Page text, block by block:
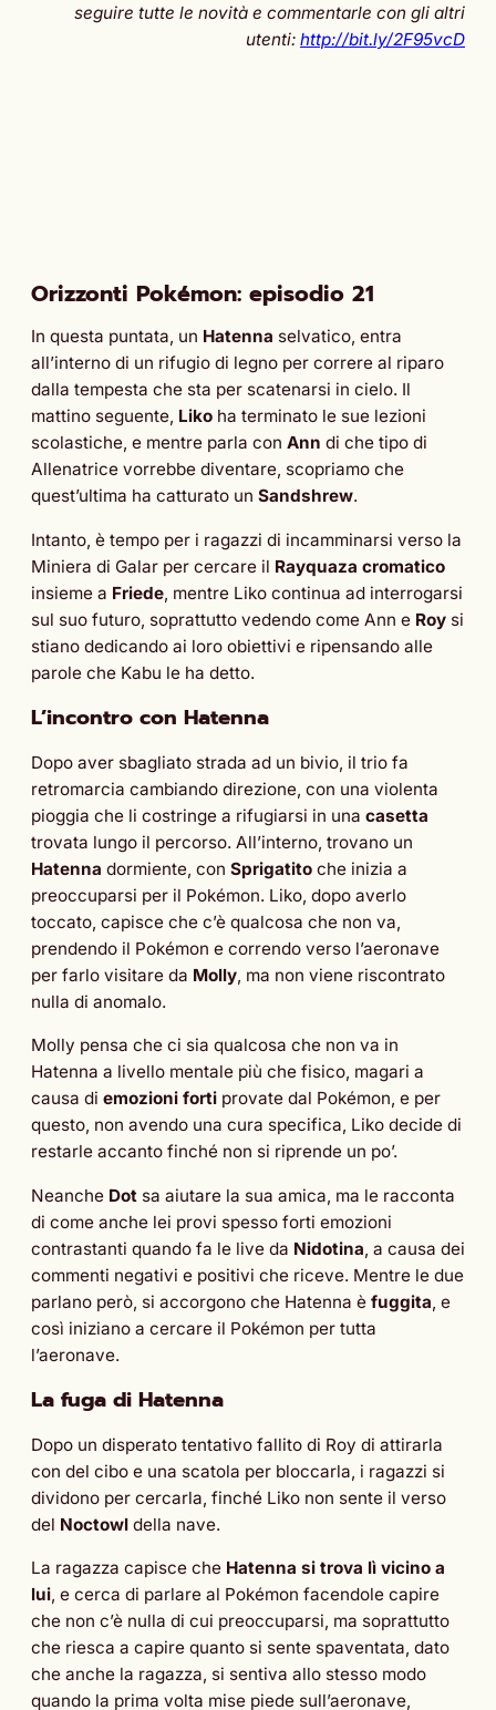
seguire tutte le novità e commentarle con gli altri
utenti: http://bit.ly/2F95vcD
Orizzonti Pokémon: episodio 21
In questa puntata, un Hatenna selvatico, entra
all’interno di un rifugio di legno per correre al riparo
dalla tempesta che sta per scatenarsi in cielo. Il
mattino seguente, Liko ha terminato le sue lezioni
scolastiche, e mentre parla con Ann di che tipo di
Allenatrice vorrebbe diventare, scopriamo che
quest’ultima ha catturato un Sandshrew.
Intanto, è tempo per i ragazzi di incamminarsi verso la
Miniera di Galar per cercare il Rayquaza cromatico
insieme a Friede, mentre Liko continua ad interrogarsi
sul suo futuro, soprattutto vedendo come Ann e Roy si
stiano dedicando ai loro obiettivi e ripensando alle
parole che Kabu le ha detto.
L’incontro con Hatenna
Dopo aver sbagliato strada ad un bivio, il trio fa
retromarcia cambiando direzione, con una violenta
pioggia che li costringe a rifugiarsi in una casetta
trovata lungo il percorso. All’interno, trovano un
Hatenna dormiente, con Sprigatito che inizia a
preoccuparsi per il Pokémon. Liko, dopo averlo
toccato, capisce che c’è qualcosa che non va,
prendendo il Pokémon e correndo verso l’aeronave
per farlo visitare da Molly, ma non viene riscontrato
nulla di anomalo.
Molly pensa che ci sia qualcosa che non va in
Hatenna a livello mentale più che fisico, magari a
causa di emozioni forti provate dal Pokémon, e per
questo, non avendo una cura specifica, Liko decide di
restarle accanto finché non si riprende un po’.
Neanche Dot sa aiutare la sua amica, ma le racconta
di come anche lei provi spesso forti emozioni
contrastanti quando fa le live da Nidotina, a causa dei
commenti negativi e positivi che riceve. Mentre le due
parlano però, si accorgono che Hatenna è fuggita, e
così iniziano a cercare il Pokémon per tutta
l’aeronave.
La fuga di Hatenna
Dopo un disperato tentativo fallito di Roy di attirarla
con del cibo e una scatola per bloccarla, i ragazzi si
dividono per cercarla, finché Liko non sente il verso
del Noctowl della nave.
La ragazza capisce che Hatenna si trova lì vicino a
lui, e cerca di parlare al Pokémon facendole capire
che non c’è nulla di cui preoccuparsi, ma soprattutto
che riesca a capire quanto si sente spaventata, dato
che anche la ragazza, si sentiva allo stesso modo
quando la prima volta mise piede sull’aeronave,